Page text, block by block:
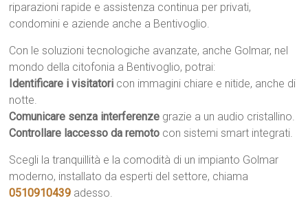
riparazioni rapide e assistenza continua per privati,
condomini e aziende anche a Bentivoglio.
Con le soluzioni tecnologiche avanzate, anche Golmar, nel
mondo della citofonia a Bentivoglio, potrai:
Identificare i visitatori con immagini chiare e nitide, anche di
notte.
Comunicare senza interferenze grazie a un audio cristallino.
Controllare laccesso da remoto con sistemi smart integrati.
Scegli la tranquillità e la comodità di un impianto Golmar
moderno, installato da esperti del settore, chiama
0510910439 adesso.